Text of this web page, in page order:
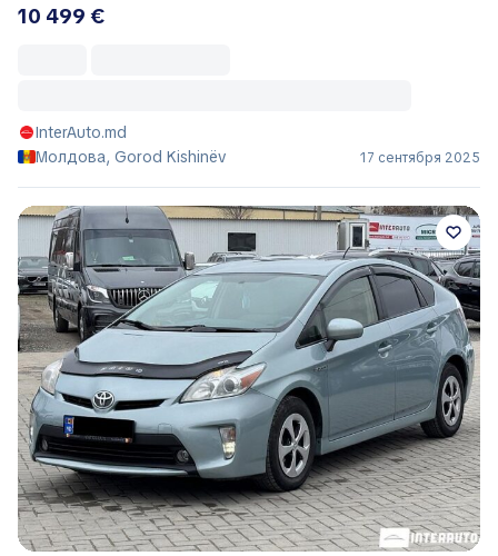
10 499 €
InterAuto.md
Молдова, Gorod Kishinëv
17 сентября 2025